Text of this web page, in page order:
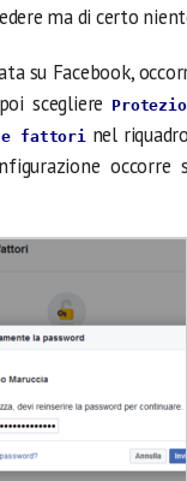
ma di certo
su Facebook,
scegliere
fattorinel
occorre